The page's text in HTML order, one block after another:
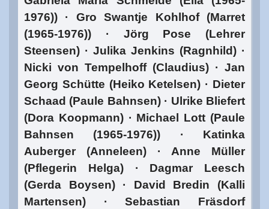
1976)) · Gro Swantje Kohlhof (Marret
(1965-1976)) · Jörg Pose (Lehrer
Steensen) · Julika Jenkins (Ragnhild) ·
Nicki von Tempelhoff (Claudius) · Jan
Georg Schütte (Heiko Ketelsen) · Dieter
Schaad (Paule Bahnsen) · Ulrike Bliefert
(Dora Koopmann) · Michael Lott (Paule
Bahnsen (1965-1976)) · Katinka
Auberger (Anneleen) · Anne Müller
(Pflegerin Helga) · Dagmar Leesch
(Gerda Boysen) · David Bredin (Kalli
Martensen) · Sebastian Fräsdorf